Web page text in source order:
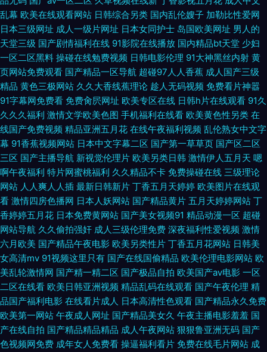
一区 91制作厂视频 中文字幕日韩在线播放 久久肏伊人网 午夜婷婷 天天橾逼
国产精品九九热 国产第3页 欧美草久久 91热爆伪娘 亚洲在色色 韩日大片 日
韩在线 日韩成人手机在线 www成人免费大全 肏肏肏肏肏肏女人 狼友综合干
91传媒视频免费观看 熟妇视频在线观看 国产九一精品 麻豆传媒91传媒亚洲
色图欧洲色图 欧洲精品www 成人仓库网站 国产熟女自拍 91日韩78 综合欧
美日韩中文 精品欧美成人专区 69福利色 午夜成人 国产精品在线专区 蜜桃
www 欧美少女性交性爱性爱 波多野洁衣A级 超碰人人搞人人艹 久久偷拍视
频六区 91日韩高清 亚洲伊人无码 韩日欧美亚洲国产 日韩中文欧美在线 人妖
肛交人妖 AV的入口 91操嫩逼人人爱 九一麻豆蜜桃 91白虎高潮 香蕉AV大片
黑科日韩 最新欧美午夜123 深夜成人福利影院 国产浮力视频 猫先生国产一
区 欧美日韩国产色婷婷 91五一福利 亚洲影视一二三区 久久视频福利导航视
频 91密臀 伊人国产日韩 黄色AB片 婷婷天天久久综合 日韩高清无码久久日
乱幕 欧美在线观看网站 日韩综合另类 国内乱伦嫂子 加勒比性爱网
日本三级网址 成人一级片网址 日本女同护士 岛国欧美网址 男人的
天堂三级 国产剧情福利在线 91影院在线播放 国内精品bt天堂 少妇
一区二区黑料 操碰在线勉费视频 日韩电影伦理 91大神黑丝内射 黄
页网站免费观看 国产精品一区导航 超碰97人人香蕉 成人国产三级
精品 黄色三极网站 久久大香线蕉理论 趁人无码视频 免费看片神嚣
91字幕网免费看 免费肏屄网址 欧美专区在线 日韩h片在线观看 91久
久久久福利 激情文学欧美色图 手机福利在线看 欧美黄色性另类 在
线国产免费视频 精品亚洲五月花 在线午夜福利视频 乱伦熟女中文字
幕 91香蕉视频网站 日本中文字幕二区 国产第一草草页 国产区二区
三区 国产主播导航 新视觉伦理片 欧美另类日韩 激情伊人五月天 嗯
啊午夜福利 特片网蜜桃福利 久久精品不卡 免费操碰在线 三级理论
网站 人人爽人人插 最新日韩新片 丁香五月天婷婷 欧美图片在线观
看 激情四房色播网 日本人妖网站 国产精品黄片 五月天婷婷网站 丁
香婷婷五月花 日本免费黄网站 国产美女视频91 精品动漫一区 超碰
网站导航 久久偷拍强奸 成人三级伦理免费 深夜福利性爱视频 激情
六月欧美 国产精品午夜电影 欧美另类性片 丁香五月花网站 日韩美
女高清mv 91视频这里只有 国产在线国偷精品 欧美伦理电影网站 欧
美乱轮激情网 国产精一精二区 国产极品自拍 欧美国产aⅴ电影 一区
二区在线看 欧美日韩亚洲视频 精品乱码在线观看 国产午夜伦理 精
品国产福利电影 在线看片成人 日本高清性色观看 国产精品永久免费
欧美第一网站 午夜成人网址 国产精品美女久 午夜主播电影羞羞 国
产在线自拍 国产精品精品精品 成人午夜网站 狠狠鲁亚洲无码 国产
色视频网免费 成年女人免费看 操逼福利看片 免费在线毛片网站 成